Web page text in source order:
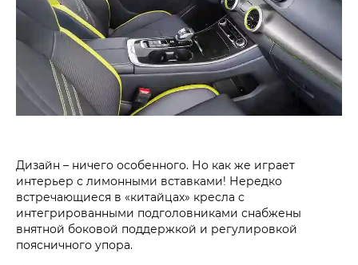
Дизайн – ничего особенного. Но как же играет
интерьер с лимонными вставками! Нередко
встречающиеся в «китайцах» кресла с
интегрированными подголовниками снабжены
внятной боковой поддержкой и регулировкой
поясничного упора.